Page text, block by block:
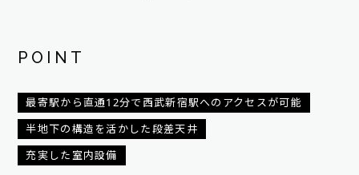
POINT
最寄駅から直通12分で西武新宿駅へのアクセスが可能
半地下の構造を活かした段差天井
充実した室内設備